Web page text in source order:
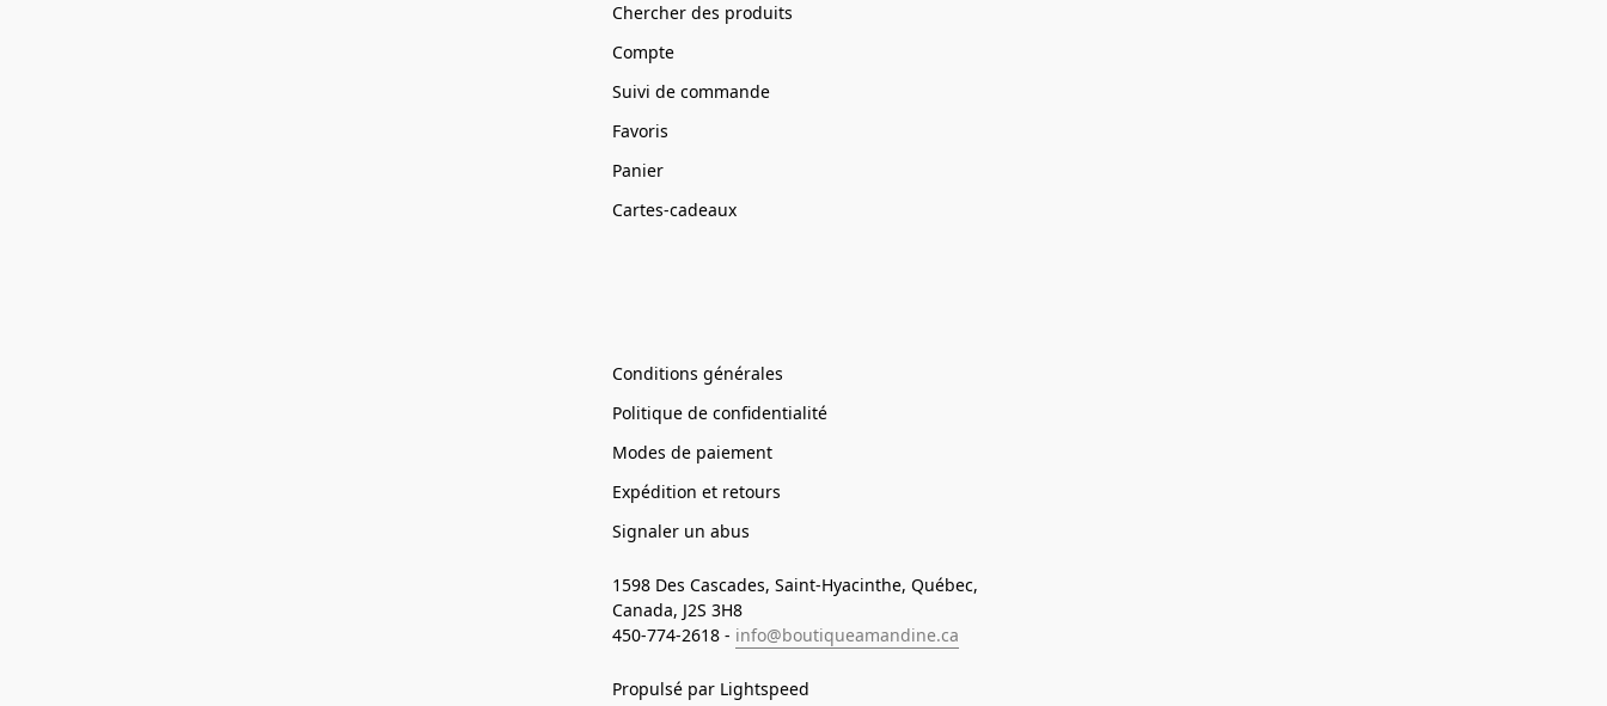
Chercher des produits
Compte
Suivi de commande
Favoris
Panier
Cartes-cadeaux
Conditions générales
Politique de confidentialité
Modes de paiement
Expédition et retours
Signaler un abus
1598 Des Cascades, Saint-Hyacinthe, Québec,
Canada, J2S 3H8
450-774-2618 - info@boutiqueamandine.ca
Propulsé par Lightspeed